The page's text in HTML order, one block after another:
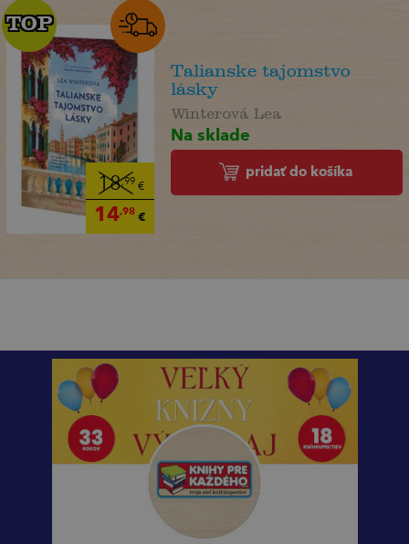
18,99 €
14,98€
TOP
TOP
Talianske tajomstvo
lásky
Winterová Lea
Na sklade
pridať do košíka